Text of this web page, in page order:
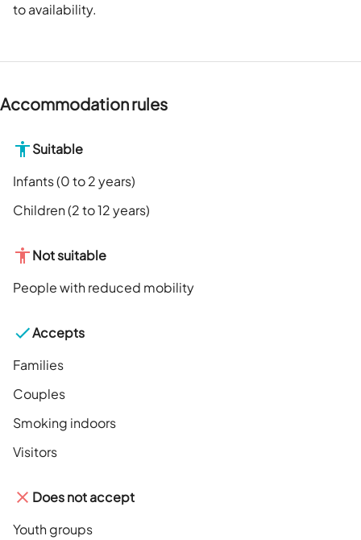
to availability.
Accommodation rules
Suitable
Infants (0 to 2 years)
Children (2 to 12 years)
Not suitable
People with reduced mobility
Accepts
Families
Couples
Smoking indoors
Visitors
Does not accept
Youth groups